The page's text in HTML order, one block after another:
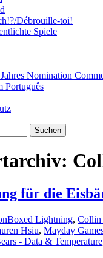
Débrouille-toi!
Spiele
Nomination
Português
für die
Boxed Lightning, Collin
Hsiu, Mayday
- Data & Temperature